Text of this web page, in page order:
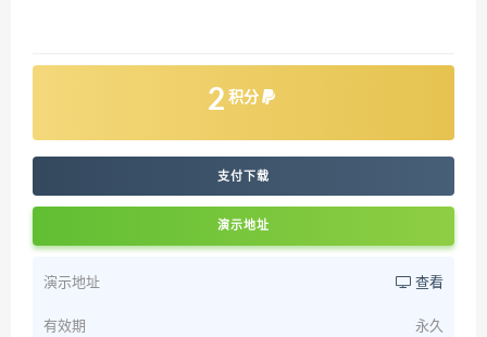
2 积分
支付下载
演示地址
演示地址 查看
有效期 永久